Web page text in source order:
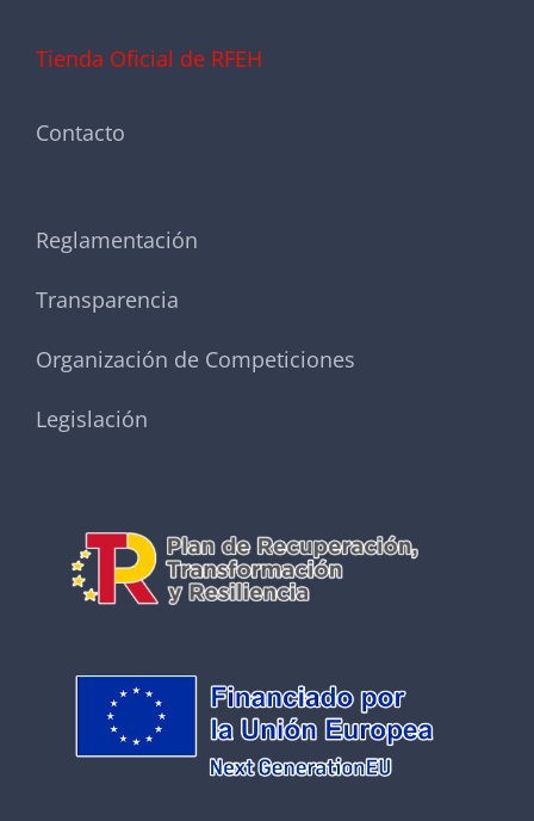
Tienda Oficial de RFEH
Contacto
Reglamentación
Transparencia
Organización de Competiciones
Legislación